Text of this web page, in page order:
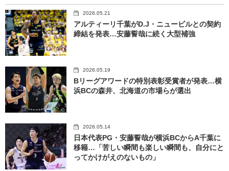
2026.05.21
アルティーリ千葉がD.J・ニュービルとの契約
締結を発表…安藤誓哉に続く大型補強
2026.05.19
Bリーグアワードの特別表彰受賞者が発表…横
浜BCの森井、北海道の市場らが選出
2026.05.14
日本代表PG・安藤誓哉が横浜BCからA千葉に
移籍…「苦しい瞬間も楽しい瞬間も、自分にと
ってかけがえのないもの」